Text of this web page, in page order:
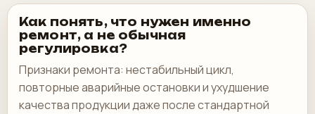
Как понять, что нужен именно
ремонт, а не обычная
регулировка?
Признаки ремонта: нестабильный цикл,
повторные аварийные остановки и ухудшение
качества продукции даже после стандартной